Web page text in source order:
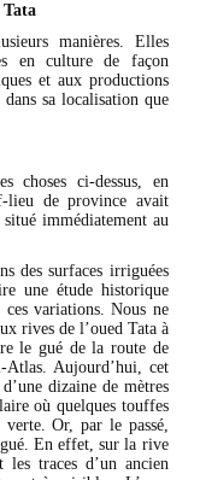
Tata
manières. Elles
en culture de façon
et aux productions
sa localisation que
choses ci-dessus, en
lieu de province avait
immédiatement au
des surfaces irriguées
une étude historique
ces variations. Nous ne
rives de l’oued Tata à
le gué de la route de
Aujourd’hui, cet
dizaine de mètres
où quelques touffes
Or, par le passé,
En effet, sur la rive
les traces d’un ancien